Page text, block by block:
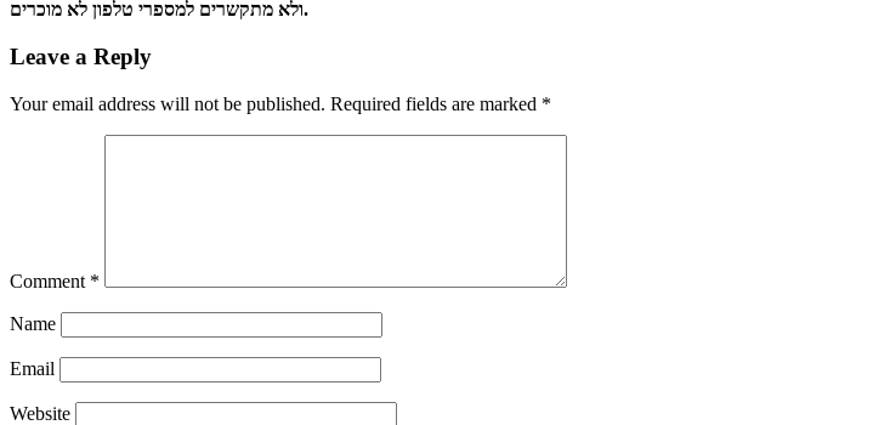
ולא מתקשרים למספרי טלפון לא מוכרים.
Leave a Reply
Your email address will not be published. Required fields are marked *
Comment *
Name
Email
Website